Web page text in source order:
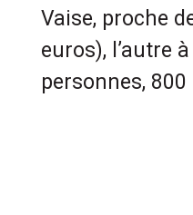
Vaise, proche
euros), l’autre
personnes,